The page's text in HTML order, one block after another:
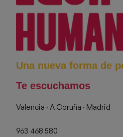
Una nueva forma de
Te escuchamos
Valencia · A Coruña · Madrid
963 468 580